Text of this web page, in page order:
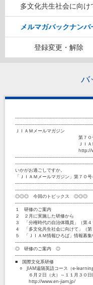
多文化共生社会に向け
メルマガバックナンバ
登録変更・解除
バ
ＪＩＡＭメールマガジン
第７０号（平成２１
ＪＩＡＭ（全国市町
http://
いかがお過ごしですか。
「ＪＩＡＭメールマガジン」第７０号
◎◎◎ 今回のトピックス ◎◎◎
１ 研修のご案内
２ ２月に実施した研修から
３ 「分権時代の自治体職員」（第４
４ 「多文化共生社会に向けて」（第
５ 「ＪＩＡＭ情報ひろば」情報募集
◎ 研修のご案内 ◎
■ 国際文化系研修
○ JIAM遠隔英語コース（e-learning
６月２日（火）～１１月３０日(
http://www.en-jiam.jp/